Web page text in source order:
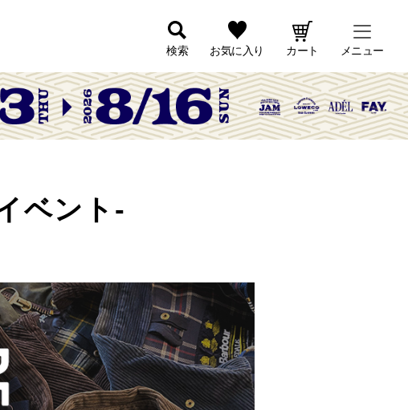
検索 お気に入り カート メニュー
ベント-